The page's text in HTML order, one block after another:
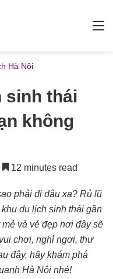
Hà Nội
sinh thái
không
12 minutes read
phải đi đâu xa? Rủ lũ
du lịch sinh thái gần
và vẻ đẹp nơi đây sẽ
chơi, nghỉ ngơi, thư
đây, hãy khám phá
Hà Nội nhé!